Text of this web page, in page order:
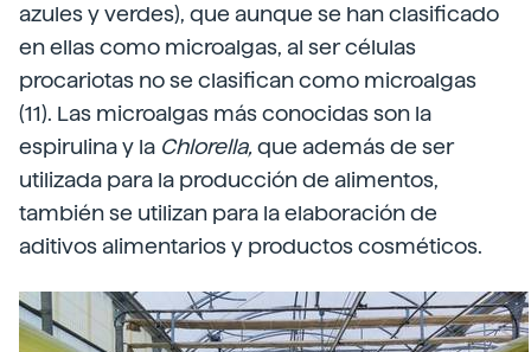
azules y verdes), que aunque se han clasificado
en ellas como microalgas, al ser células
procariotas no se clasifican como microalgas
(11). Las microalgas más conocidas son la
espirulina y la Chlorella,que además de ser
utilizada para la producción de alimentos,
también se utilizan para la elaboración de
aditivos alimentarios y productos cosméticos.